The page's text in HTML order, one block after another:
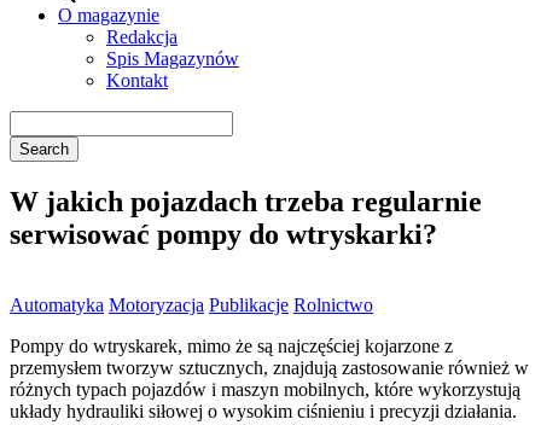
O magazynie
Redakcja
Spis Magazynów
Kontakt
W jakich pojazdach trzeba regularnie
serwisować pompy do wtryskarki?
Automatyka Motoryzacja Publikacje Rolnictwo
Pompy do wtryskarek, mimo że są najczęściej kojarzone z
przemysłem tworzyw sztucznych, znajdują zastosowanie również w
różnych typach pojazdów i maszyn mobilnych, które wykorzystują
układy hydrauliki siłowej o wysokim ciśnieniu i precyzji działania.